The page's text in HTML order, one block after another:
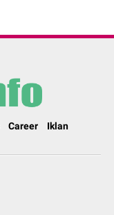
Career Iklan